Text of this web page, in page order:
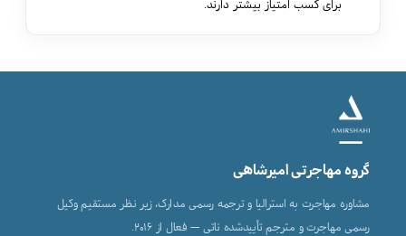
برای کسب امتیاز بیشتر دارند.
با تکمیل فرم ارزیابی، نوع ویزای متناسب با شرایط
شما و بهترین مسیر مهاجرت‌تان مشخص می‌شود.
شروع ارزیابی رایگان
گروه مهاجرتی امیرشاهی
مشاوره مهاجرت به استرالیا و ترجمه رسمی مدارک، زیر نظر مستقیم وکیل
رسمی مهاجرت و مترجم تأییدشده ناتی — فعال از ۲۰۱۶.